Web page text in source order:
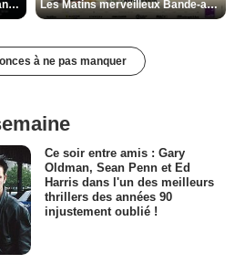
Les Silences de Riyad Bande-annonce VO STFR Les Matins merveilleux Bande-annonce VF
à ne pas manquer
Ce soir entre amis : Gary
Oldman, Sean Penn et Ed
Harris dans l'un des meilleurs
thrillers des années 90
injustement oublié !